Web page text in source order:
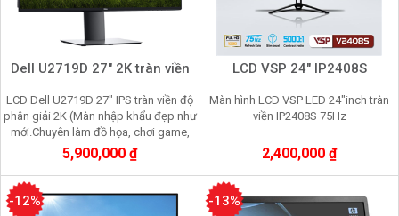
Dell U2719D 27" 2K tràn viền
LCD Dell U2719D 27" IPS tràn viền độ
phân giải 2K (Màn nhập khẩu đẹp như
mới.Chuyên làm đồ họa, chơi game,
nhìn lâu không mỏi mắt)
5,900,000 ₫
LCD VSP 24" IP2408S
Màn hình LCD VSP LED 24"inch tràn
viền IP2408S 75Hz
2,400,000 ₫
-12% -13%